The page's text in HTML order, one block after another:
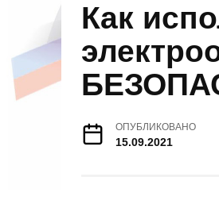
Как
ОПУБЛИКОВАНО
15.09.2021